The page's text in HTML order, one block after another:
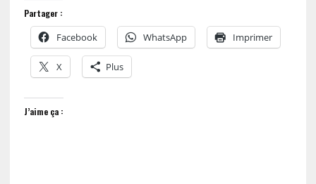
Partager :
Facebook WhatsApp Imprimer
X Plus
J’aime ça :